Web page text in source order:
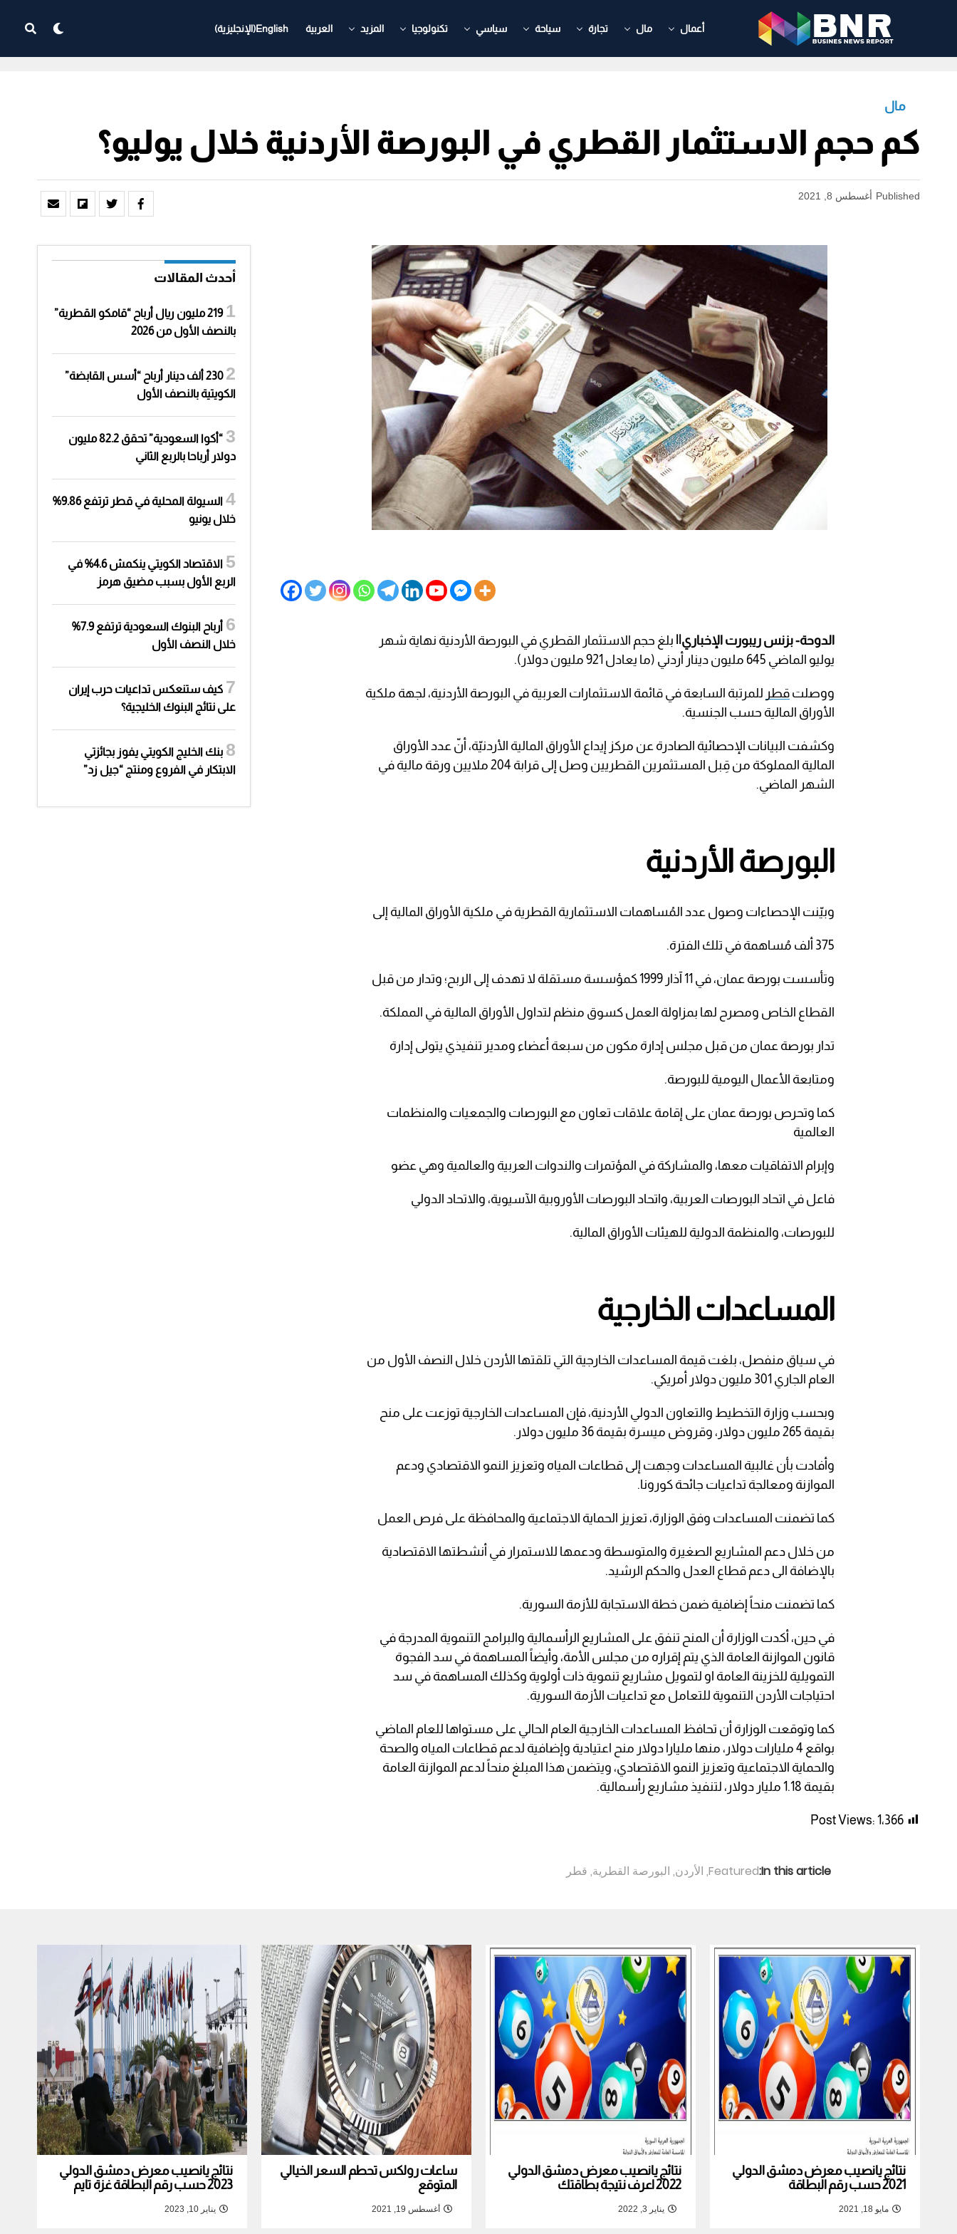
أعمال مال تجارة سياحة سياسي تكنولوجيا المزيد العربية English
(الإنجليزية)
مال
كم حجم الاستثمار القطري في البورصة الأردنية خلال يوليو؟
Published أغسطس 8, 2021
الدوحة- بزنس ريبورت الإخباري|| بلغ حجم الاستثمار القطري في البورصة الأردنية نهاية شهر
يوليو الماضي 645 مليون دينار أردني (ما يعادل 921 مليون دولار).
ووصلت قطر للمرتبة السابعة في قائمة الاستثمارات العربية في البورصة الأردنية، لجهة ملكية
الأوراق المالية حسب الجنسية.
وكشفت البيانات الإحصائية الصادرة عن مركز إيداع الأوراق المالية الأردنيّة، أنّ عدد الأوراق
المالية المملوكة من قِبل المستثمرين القطريين وصل إلى قرابة 204 ملايين ورقة مالية في
الشهر الماضي.
البورصة الأردنية
وبيّنت الإحصاءات وصول عدد المُساهمات الاستثمارية القطرية في ملكية الأوراق المالية إلى
375 ألف مُساهمة في تلك الفترة.
وتأسست بورصة عمان، في 11 آذار 1999 كمؤسسة مستقلة لا تهدف إلى الربح؛ وتدار من قبل
القطاع الخاص ومصرح لها بمزاولة العمل كسوق منظم لتداول الأوراق المالية في المملكة.
تدار بورصة عمان من قبل مجلس إدارة مكون من سبعة أعضاء ومدير تنفيذي يتولى إدارة
ومتابعة الأعمال اليومية للبورصة.
كما وتحرص بورصة عمان على إقامة علاقات تعاون مع البورصات والجمعيات والمنظمات
العالمية
وإبرام الاتفاقيات معها، والمشاركة في المؤتمرات والندوات العربية والعالمية وهي عضو
فاعل في اتحاد البورصات العربية، واتحاد البورصات الأوروبية الآسيوية، والاتحاد الدولي
للبورصات، والمنظمة الدولية للهيئات الأوراق المالية.
المساعدات الخارجية
في سياق منفصل، بلغت قيمة المساعدات الخارجية التي تلقتها الأردن خلال النصف الأول من
العام الجاري 301 مليون دولار أمريكي.
وبحسب وزارة التخطيط والتعاون الدولي الأردنية، فإن المساعدات الخارجية توزعت على منح
بقيمة 265 مليون دولار، وقروض ميسرة بقيمة 36 مليون دولار.
وأفادت بأن غالبية المساعدات وجهت إلى قطاعات المياه وتعزيز النمو الاقتصادي ودعم
الموازنة ومعالجة تداعيات جائحة كورونا.
كما تضمنت المساعدات وفق الوزارة، تعزيز الحماية الاجتماعية والمحافظة على فرص العمل
من خلال دعم المشاريع الصغيرة والمتوسطة ودعمها للاستمرار في أنشطتها الاقتصادية
بالإضافة الى دعم قطاع العدل والحكم الرشيد.
كما تضمنت منحاً إضافية ضمن خطة الاستجابة للأزمة السورية.
في حين، أكدت الوزارة أن المنح تنفق على المشاريع الرأسمالية والبرامج التنموية المدرجة في
قانون الموازنة العامة الذي يتم إقراره من مجلس الأمة، وأيضاً المساهمة في سد الفجوة
التمويلية للخزينة العامة او لتمويل مشاريع تنموية ذات أولوية وكذلك المساهمة في سد
احتياجات الأردن التنموية للتعامل مع تداعيات الأزمة السورية.
كما وتوقعت الوزارة أن تحافظ المساعدات الخارجية العام الحالي على مستواها للعام الماضي
بواقع 4 مليارات دولار، منها مليارا دولار منح اعتيادية وإضافية لدعم قطاعات المياه والصحة
والحماية الاجتماعية وتعزيز النمو الاقتصادي، ويتضمن هذا المبلغ منحاً لدعم الموازنة العامة
بقيمة 1.18 مليار دولار، لتنفيذ مشاريع رأسمالية.
Post Views: 1٬366
In this article:
Featured
, الأردن, البورصة القطرية, قطر
أحدث المقالات
219 مليون ريال أرباح “قامكو القطرية”
بالنصف الأول من 2026
230 ألف دينار أرباح “أسس القابضة”
الكويتية بالنصف الأول
“أكوا السعودية” تحقق 82.2 مليون
دولار أرباحا بالربع الثاني
السيولة المحلية في قطر ترتفع 9.86%
خلال يونيو
الاقتصاد الكويتي ينكمش 4.6% في
الربع الأول بسبب مضيق هرمز
أرباح البنوك السعودية ترتفع 7.9%
خلال النصف الأول
كيف ستنعكس تداعيات حرب إيران
على نتائج البنوك الخليجية؟
بنك الخليج الكويتي يفوز بجائزتي
الابتكار في الفروع ومنتج “جيل زد”
نتائج يانصيب معرض دمشق الدولي
2021 حسب رقم البطاقة
مايو 18, 2021
نتائج يانصيب معرض دمشق الدولي
2022 اعرف نتيجة بطاقتك
يناير 3, 2022
ساعات رولكس تحطم السعر الخيالي
المتوقع
أغسطس 19, 2021
نتائج يانصيب معرض دمشق الدولي
2023 حسب رقم البطاقة غزة تايم
يناير 10, 2023